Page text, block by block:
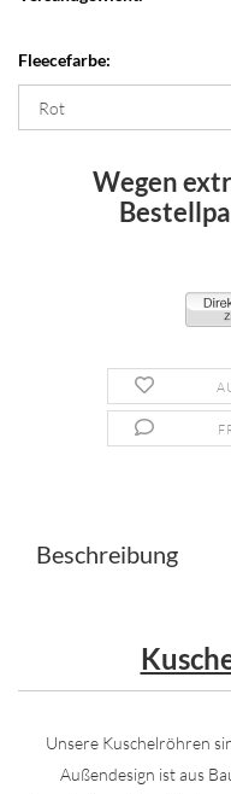
Fleecefarbe:
Wegen
Beschreibung
Unsere Kuschelröhren
Außendesign ist aus